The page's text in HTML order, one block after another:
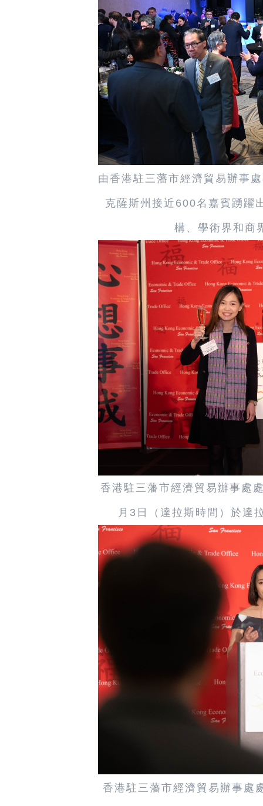
由香港駐三藩市經濟貿易辦事
克薩斯州接近600名嘉賓踴躍
構、學術界和商
香港駐三藩市經濟貿易辦事處
月3日（達拉斯時間）於達
香港駐三藩市經濟貿易辦事處